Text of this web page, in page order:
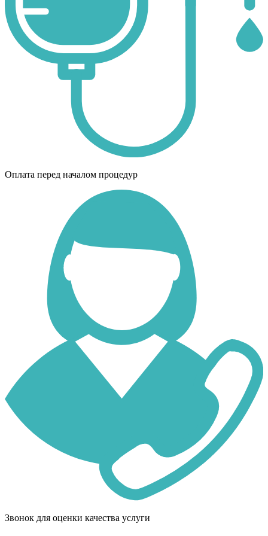
Оплата перед началом процедур
Звонок для оценки качества услуги